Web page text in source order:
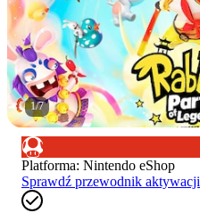
1/7
Platforma: Nintendo eShop
Sprawdź przewodnik aktywacji